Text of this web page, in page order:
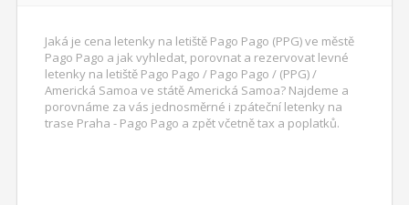
Jaká je cena letenky na letiště Pago Pago (PPG) ve městě
Pago Pago a jak vyhledat, porovnat a rezervovat levné
letenky na letiště Pago Pago / Pago Pago / (PPG) /
Americká Samoa ve státě Americká Samoa? Najdeme a
porovnáme za vás jednosměrné i zpáteční letenky na
trase Praha - Pago Pago a zpět včetně tax a poplatků.